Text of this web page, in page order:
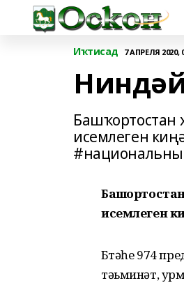
Иҡтисад 7 АПРЕЛЯ 2020,
Башҡортостан
исемлеген
исемлеген
Бөтәһе 974
тәьминәт,